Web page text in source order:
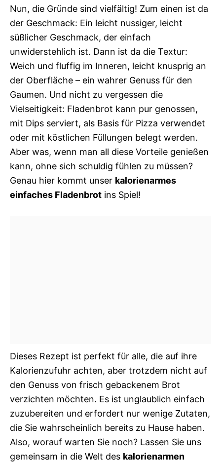
Nun, die Gründe sind vielfältig! Zum einen ist da
der Geschmack: Ein leicht nussiger, leicht
süßlicher Geschmack, der einfach
unwiderstehlich ist. Dann ist da die Textur:
Weich und fluffig im Inneren, leicht knusprig an
der Oberfläche – ein wahrer Genuss für den
Gaumen. Und nicht zu vergessen die
Vielseitigkeit: Fladenbrot kann pur genossen,
mit Dips serviert, als Basis für Pizza verwendet
oder mit köstlichen Füllungen belegt werden.
Aber was, wenn man all diese Vorteile genießen
kann, ohne sich schuldig fühlen zu müssen?
Genau hier kommt unser kalorienarmes
einfaches Fladenbrot ins Spiel!
Dieses Rezept ist perfekt für alle, die auf ihre
Kalorienzufuhr achten, aber trotzdem nicht auf
den Genuss von frisch gebackenem Brot
verzichten möchten. Es ist unglaublich einfach
zuzubereiten und erfordert nur wenige Zutaten,
die Sie wahrscheinlich bereits zu Hause haben.
Also, worauf warten Sie noch? Lassen Sie uns
gemeinsam in die Welt des kalorienarmen